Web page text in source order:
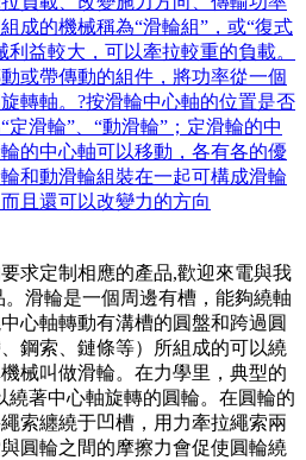
成的機械稱為“滑輪組”，或“復式
益較大，可以牽拉較重的負載。
或帶傳動的組件，將功率從一個
轉軸。?按滑輪中心軸的位置是否
滑輪”、“動滑輪”；定滑輪的中
的中心軸可以移動，各有各的優
和動滑輪組裝在一起可構成滑輪
且還可以改變力的方向
求定制相應的產品,歡迎來電與我
滑輪是一個周邊有槽，能夠繞軸
心軸轉動有溝槽的圓盤和跨過圓
鋼索、鏈條等）所組成的可以繞
械叫做滑輪。在力學里，典型的
繞著中心軸旋轉的圓輪。在圓輪的
索纏繞于凹槽，用力牽拉繩索兩
圓輪之間的摩擦力會促使圓輪繞